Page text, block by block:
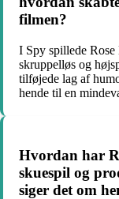
filmen?
I Spy spillede
skruppelløs og
tilføjede lag af
hende til en
Hvordan har
skuespil og
siger det om